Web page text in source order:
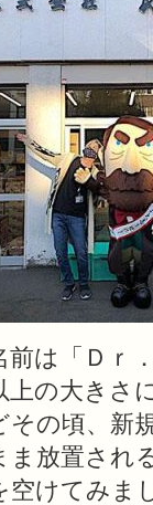
前は「Ｄｒ
上の大きさ
その頃、新
ま放置され
空けてみま